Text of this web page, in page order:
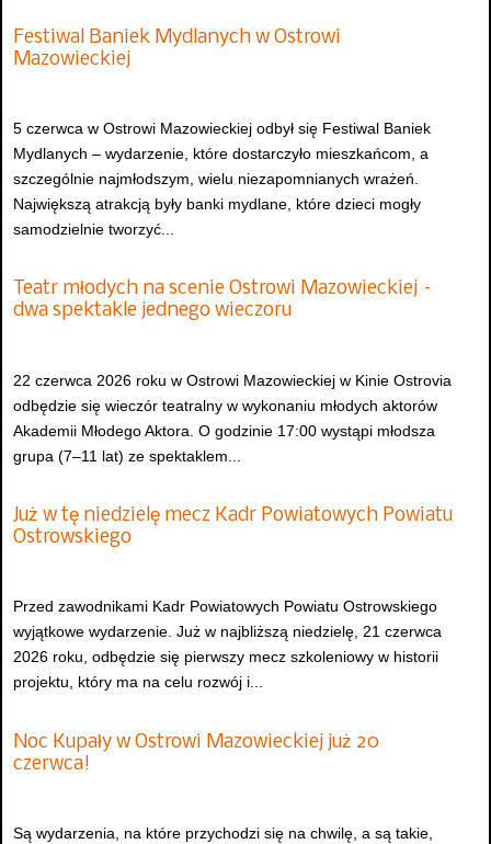
Festiwal Baniek Mydlanych w Ostrowi
Mazowieckiej
5 czerwca w Ostrowi Mazowieckiej odbył się Festiwal Baniek
Mydlanych – wydarzenie, które dostarczyło mieszkańcom, a
szczególnie najmłodszym, wielu niezapomnianych wrażeń.
Największą atrakcją były banki mydlane, które dzieci mogły
samodzielnie tworzyć...
Teatr młodych na scenie Ostrowi Mazowieckiej –
dwa spektakle jednego wieczoru
22 czerwca 2026 roku w Ostrowi Mazowieckiej w Kinie Ostrovia
odbędzie się wieczór teatralny w wykonaniu młodych aktorów
Akademii Młodego Aktora. O godzinie 17:00 wystąpi młodsza
grupa (7–11 lat) ze spektaklem...
Już w tę niedzielę mecz Kadr Powiatowych Powiatu
Ostrowskiego
Przed zawodnikami Kadr Powiatowych Powiatu Ostrowskiego
wyjątkowe wydarzenie. Już w najbliższą niedzielę, 21 czerwca
2026 roku, odbędzie się pierwszy mecz szkoleniowy w historii
projektu, który ma na celu rozwój i...
Noc Kupały w Ostrowi Mazowieckiej już 20
czerwca!
Są wydarzenia, na które przychodzi się na chwilę, a są takie,